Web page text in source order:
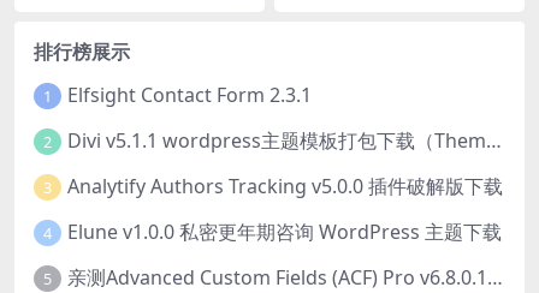
排行榜展示
1 Elfsight Contact Form 2.3.1
2 Divi v5.1.1 wordpress主题模板打包下载（Theme + Builder+ Extra Theme + Templates + Layouts + PSD）
3 Analytify Authors Tracking v5.0.0 插件破解版下载
4 Elune v1.0.0 私密更年期咨询 WordPress 主题下载
5 亲测Advanced Custom Fields (ACF) Pro v6.8.0.1 + Advanced Custom Fields: Extended PRO v0.9.2.3 | 网站开发自定义字段插件下载